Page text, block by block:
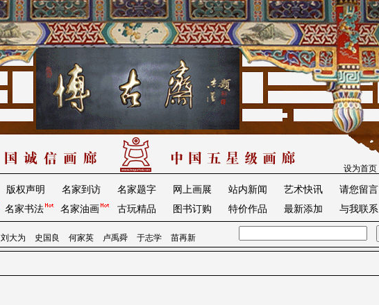
设为首页
版权声明 名家到访 名家题字 网上画展 站内新闻 艺术快讯
请您留言
名家书法 名家油画 古玩精品 图书订购 特价作品 最新添加 与我联系
刘大为 史国良 何家英 卢禹舜 于志学 苗再新